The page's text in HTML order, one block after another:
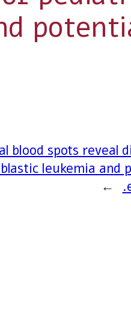
blood spots reveal
leukemia and
→